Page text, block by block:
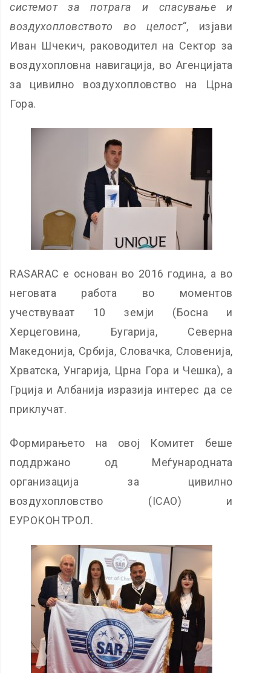
системот за потрага и спасување и
воздухопловството во целост“, изјави
Иван Шчекич, раководител на Сектор за
воздухопловна навигација, во Агенцијата
за цивилно воздухопловство на Црна
Гора.
RASARAC е основан во 2016 година, а во
неговата работа во моментов
учествуваат 10 земји (Босна и
Херцеговина, Бугарија, Северна
Македонија, Србија, Словачка, Словенија,
Хрватска, Унгарија, Црна Гора и Чешка), а
Грција и Албанија изразија интерес да се
приклучат.
Формирањето на овој Комитет беше
поддржано од Меѓународната
организација за цивилно
воздухопловство (ICAO) и
ЕУРОКОНТРОЛ.